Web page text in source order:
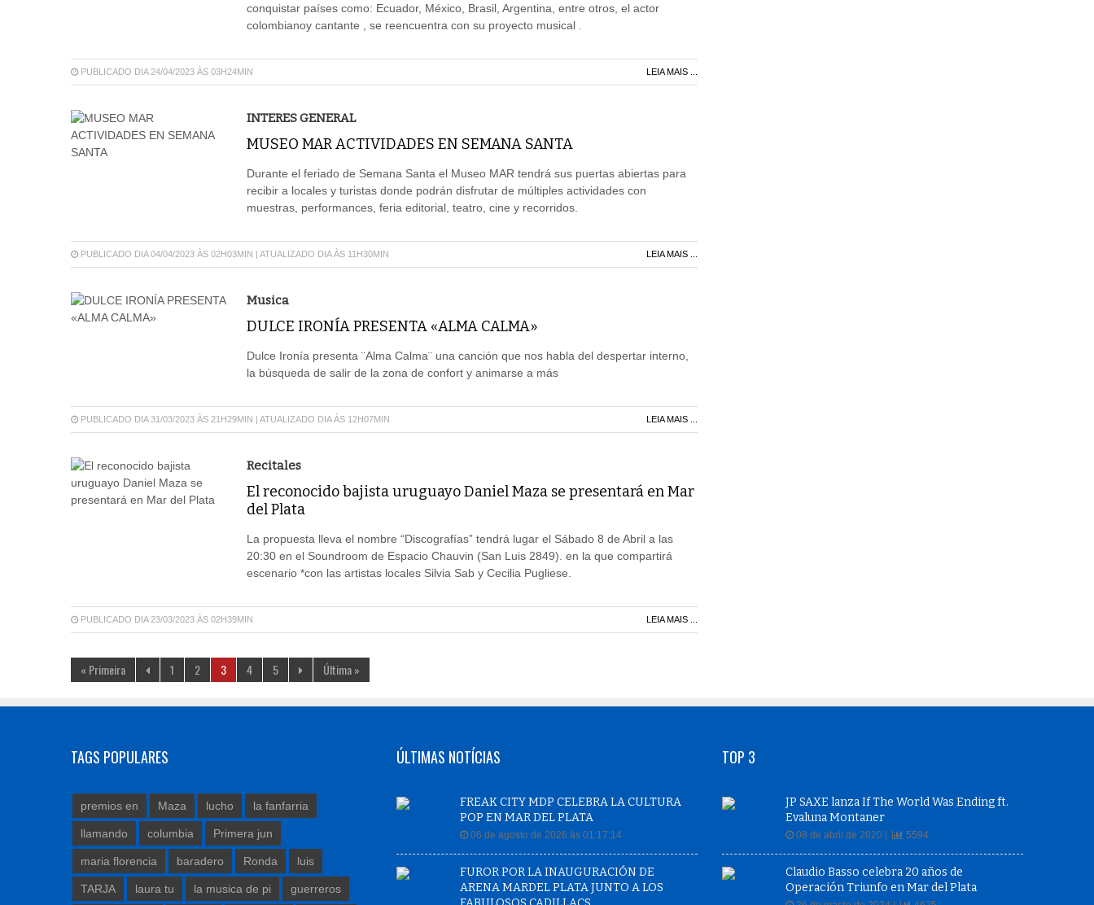
conquistar países como: Ecuador, México, Brasil, Argentina, entre otros, el actor
colombianoy cantante , se reencuentra con su proyecto musical .
PUBLICADO DIA 24/04/2023 ÀS 03H24MIN LEIA MAIS ...
INTERES GENERAL
MUSEO MAR ACTIVIDADES EN SEMANA SANTA
Durante el feriado de Semana Santa el Museo MAR tendrá sus puertas abiertas para
recibir a locales y turistas donde podrán disfrutar de múltiples actividades con
muestras, performances, feria editorial, teatro, cine y recorridos.
PUBLICADO DIA 04/04/2023 ÀS 02H03MIN | ATUALIZADO DIA ÀS 11H30MIN LEIA MAIS ...
Musica
DULCE IRONÍA PRESENTA «ALMA CALMA»
Dulce Ironía presenta ¨Alma Calma¨ una canción que nos habla del despertar interno,
la búsqueda de salir de la zona de confort y animarse a más
PUBLICADO DIA 31/03/2023 ÀS 21H29MIN | ATUALIZADO DIA ÀS 12H07MIN LEIA MAIS ...
Recitales
El reconocido bajista uruguayo Daniel Maza se presentará en Mar
del Plata
La propuesta lleva el nombre “Discografías” tendrá lugar el Sábado 8 de Abril a las
20:30 en el Soundroom de Espacio Chauvin (San Luis 2849). en la que compartirá
escenario *con las artistas locales Silvia Sab y Cecilia Pugliese.
PUBLICADO DIA 23/03/2023 ÀS 02H39MIN LEIA MAIS ...
« Primeira 1 2 3 4 5 Última »
TAGS POPULARES
premios en Maza lucho la fanfarria
llamando columbia Primera jun
maria florencia baradero Ronda luis
TARJA laura tu la musica de pi guerreros
ÚLTIMAS NOTÍCIAS
FREAK CITY MDP CELEBRA LA CULTURA
POP EN MAR DEL PLATA
06 de agosto de 2026 às 01:17:14
FUROR POR LA INAUGURACIÓN DE
ARENA MARDEL PLATA JUNTO A LOS
TOP 3
JP SAXE lanza If The World Was Ending ft.
Evaluna Montaner
08 de abril de 2020 | 5594
Claudio Basso celebra 20 años de
Operación Triunfo en Mar del Plata